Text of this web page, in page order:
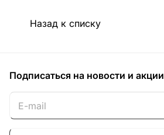
Назад к списку
Подписаться на новости и акции